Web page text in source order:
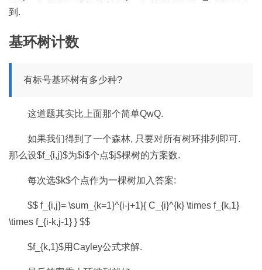
到.
基环树计数
有标号基环树有多少种?
这道题其实比上面那个简单QwQ.
如果我们得到了一个森林, 只要对所有树环排列即可.
那么设$f_{i,j}$为$i$个点$j$棵树的方案数.
每次选$k$个点作为一棵树加入答案:
$$ f_{i,j}= \sum_{k=1}^{i-j+1}{ C_{i}^{k} \times f_{k,1}
\times f_{i-k,j-1} } $$
$f_{k,1}$用Cayley公式求解.